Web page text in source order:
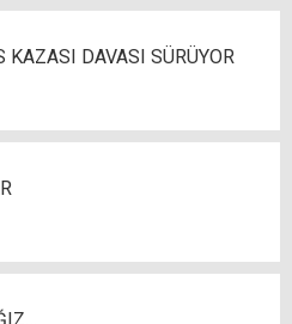
KAZASI DAVASI SÜRÜYOR